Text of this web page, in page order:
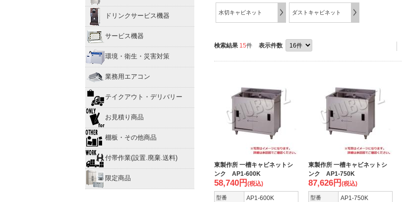
ドリンクサービス機器
サービス機器
環境・衛生・災害対策
業務用エアコン
テイクアウト・デリバリー
お見積り商品
棚板・その他商品
付帯作業(設置.廃棄.送料)
限定商品
水切キャビネット ダストキャビネット
検索結果 15件 表示件数
東製作所 一槽キャビネットシ
ンク AP1-600K
58,740円 (税込)
型番 AP1-600K
東製作所 一槽キャビネットシ
ンク AP1-750K
87,626円 (税込)
型番 AP1-750K